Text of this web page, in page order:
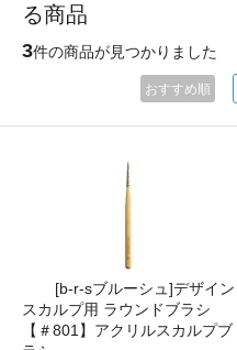
る商品
3件の商品が見つかりました
おすすめ順
[b-r-sブルーシュ]デザイン
スカルプ用 ラウンドブラシ
【＃801】アクリルスカルプブ